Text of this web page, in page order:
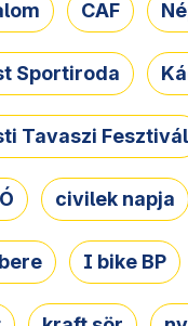
CAF
Sportiroda
Tavaszi Fesztivál
civilek napja
I bike BP